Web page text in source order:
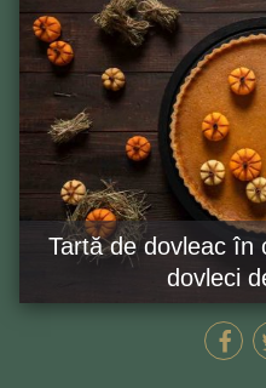
Tartă de dovleac în
dovleci
130 MIN